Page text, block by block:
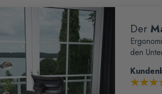
Der
den